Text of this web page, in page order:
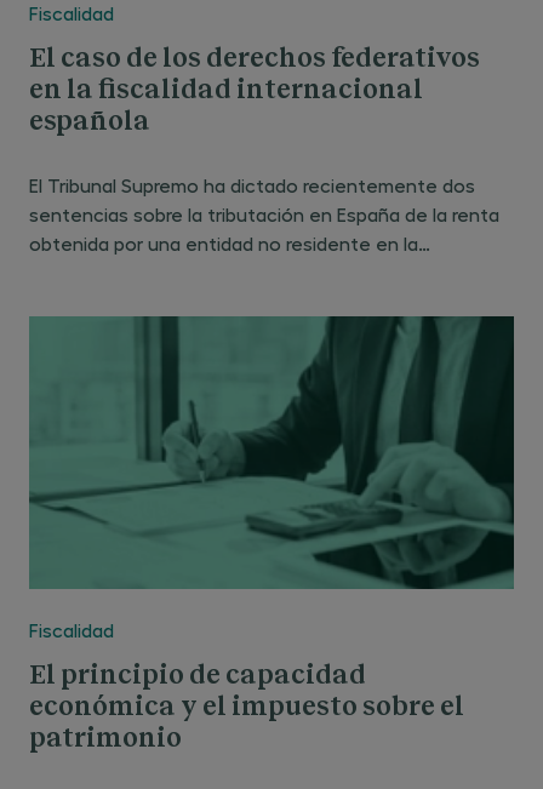
Fiscalidad
El caso de los derechos federativos
en la fiscalidad internacional
española
El Tribunal Supremo ha dictado recientemente dos
sentencias sobre la tributación en España de la renta
obtenida por una entidad no residente en la
Fiscalidad
El principio de capacidad
económica y el impuesto sobre el
patrimonio